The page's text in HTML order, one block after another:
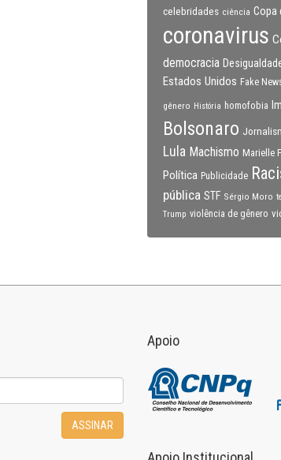
celebridades ciência Copa
coronavirus
democracia
Estados Unidos Fake
gênero História homofobia
Bolsonaro
Lula Machismo Marielle
Política Publicidade
pública STF Sérgio Moro
Trump violência de gênero
ASSINAR
Apoio